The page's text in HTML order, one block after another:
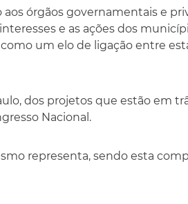
órgãos governamentais e
e as ações dos
um elo de ligação entre
dos projetos que estão em
Nacional.
representa, sendo esta